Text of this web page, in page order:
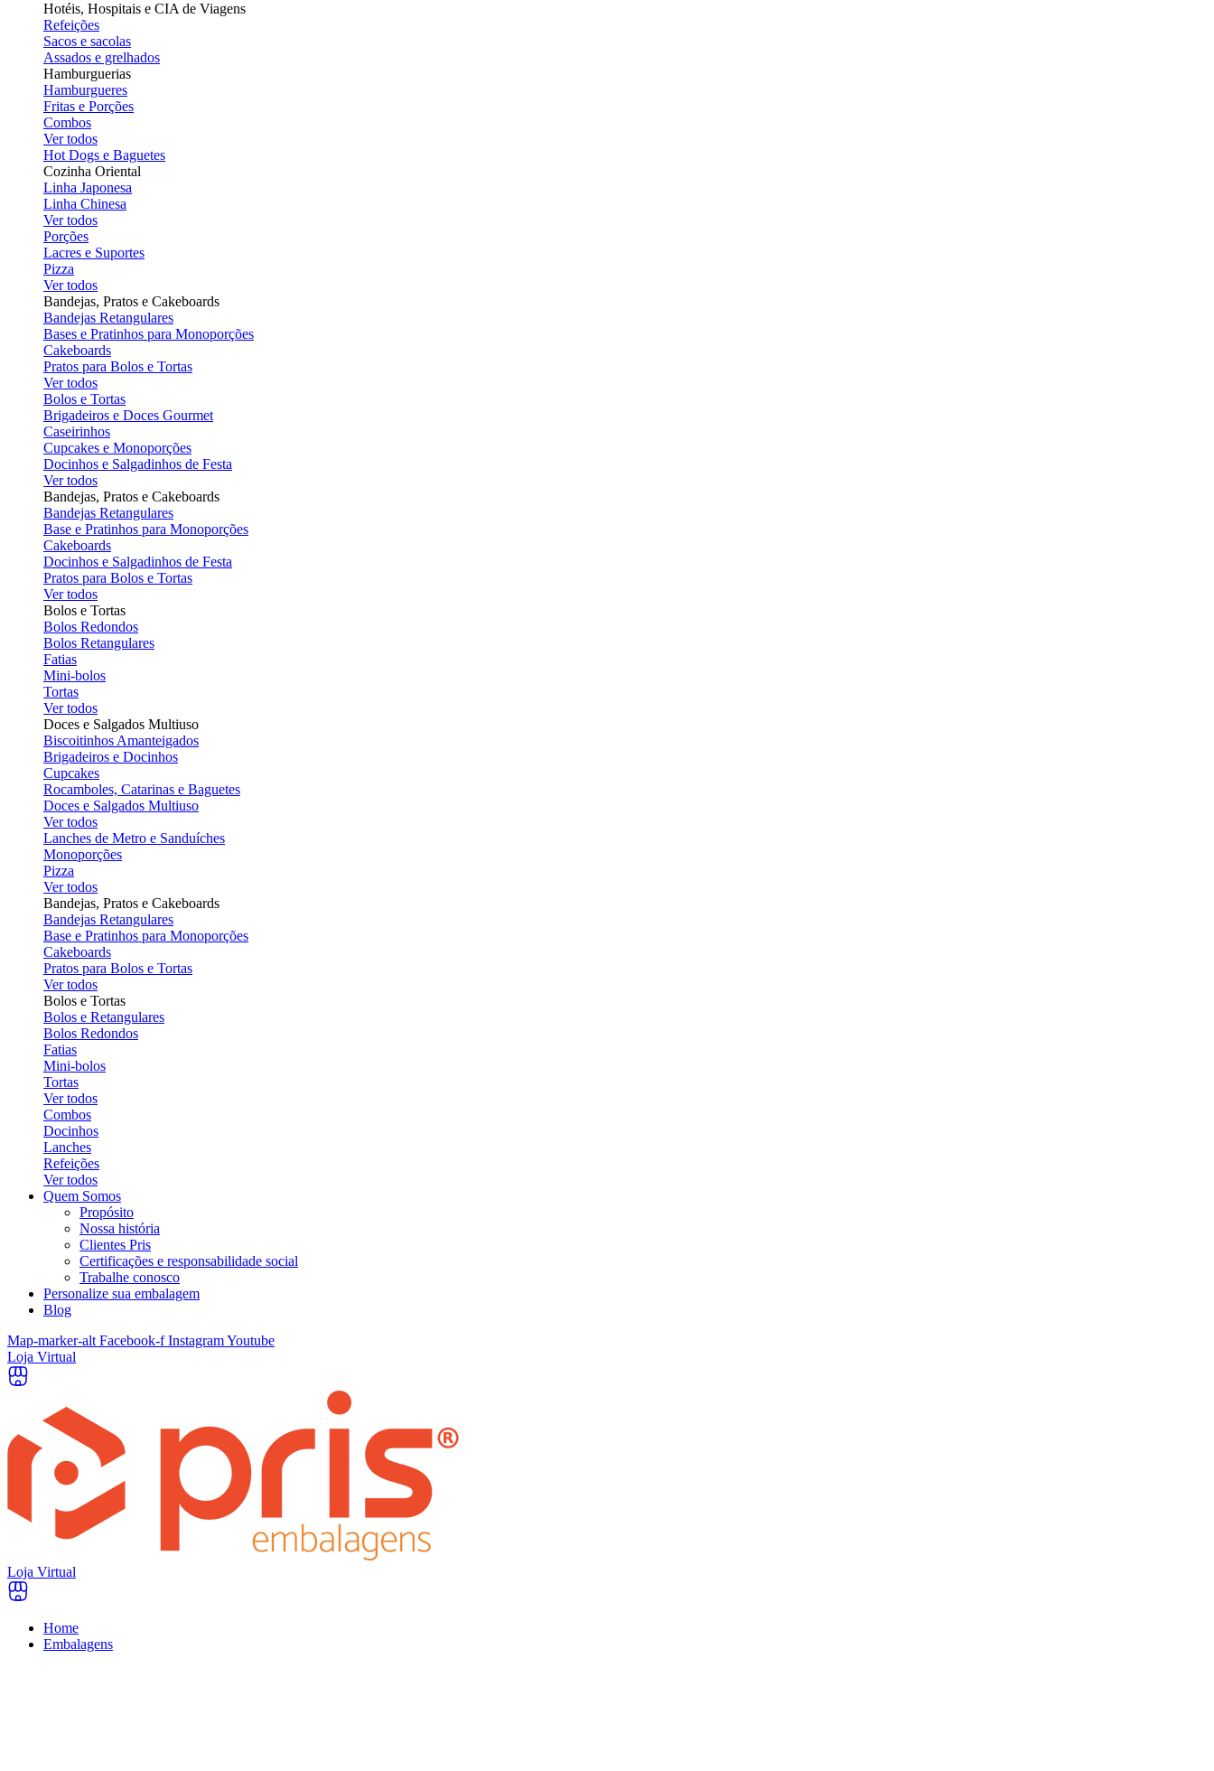
Hotéis, Hospitais e CIA de Viagens
Refeições
Sacos e sacolas
Assados e grelhados
Hamburguerias
Hamburgueres
Fritas e Porções
Combos
Ver todos
Hot Dogs e Baguetes
Cozinha Oriental
Linha Japonesa
Linha Chinesa
Ver todos
Porções
Lacres e Suportes
Pizza
Ver todos
Bandejas, Pratos e Cakeboards
Bandejas Retangulares
Bases e Pratinhos para Monoporções
Cakeboards
Pratos para Bolos e Tortas
Ver todos
Bolos e Tortas
Brigadeiros e Doces Gourmet
Caseirinhos
Cupcakes e Monoporções
Docinhos e Salgadinhos de Festa
Ver todos
Bandejas, Pratos e Cakeboards
Bandejas Retangulares
Base e Pratinhos para Monoporções
Cakeboards
Docinhos e Salgadinhos de Festa
Pratos para Bolos e Tortas
Ver todos
Bolos e Tortas
Bolos Redondos
Bolos Retangulares
Fatias
Mini-bolos
Tortas
Ver todos
Doces e Salgados Multiuso
Biscoitinhos Amanteigados
Brigadeiros e Docinhos
Cupcakes
Rocamboles, Catarinas e Baguetes
Doces e Salgados Multiuso
Ver todos
Lanches de Metro e Sanduíches
Monoporções
Pizza
Ver todos
Bandejas, Pratos e Cakeboards
Bandejas Retangulares
Base e Pratinhos para Monoporções
Cakeboards
Pratos para Bolos e Tortas
Ver todos
Bolos e Tortas
Bolos e Retangulares
Bolos Redondos
Fatias
Mini-bolos
Tortas
Ver todos
Combos
Docinhos
Lanches
Refeições
Ver todos
Quem Somos
Propósito
Nossa história
Clientes Pris
Certificações e responsabilidade social
Trabalhe conosco
Personalize sua embalagem
Blog
Map-marker-alt Facebook-f InstagramYoutube
Loja Virtual
Loja Virtual
Home
Embalagens